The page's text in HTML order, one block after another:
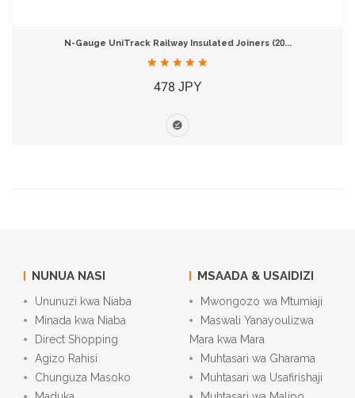
N-Gauge UniTrack Railway Insulated Joiners (20...
478 JPY
NUNUA NASI
Ununuzi kwa Niaba
Minada kwa Niaba
Direct Shopping
Agizo Rahisi
Chunguza Masoko
MSAADA & USAIDIZI
Mwongozo wa Mtumiaji
Maswali Yanayoulizwa
Mara kwa Mara
Muhtasari wa Gharama
Muhtasari wa Usafirishaji